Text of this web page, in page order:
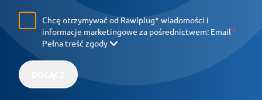
Chcę otrzymywać od Rawlplug* wiadomości i
informacje marketingowe za pośrednictwem: Email
Pełna treść zgody